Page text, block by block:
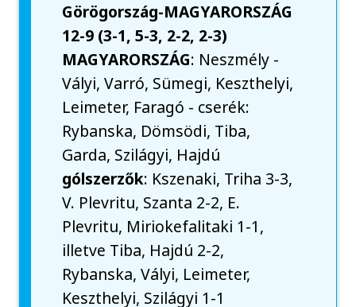
Görögország-MAGYARORSZÁG
12-9 (3-1, 5-3, 2-2, 2-3)
MAGYARORSZÁG: Neszmély -
Vályi, Varró, Sümegi, Keszthelyi,
Leimeter, Faragó - cserék:
Rybanska, Dömsödi, Tiba,
Garda, Szilágyi, Hajdú
gólszerzők: Kszenaki, Triha 3-3,
V. Plevritu, Szanta 2-2, E.
Plevritu, Miriokefalitaki 1-1,
illetve Tiba, Hajdú 2-2,
Rybanska, Vályi, Leimeter,
Keszthelyi, Szilágyi 1-1